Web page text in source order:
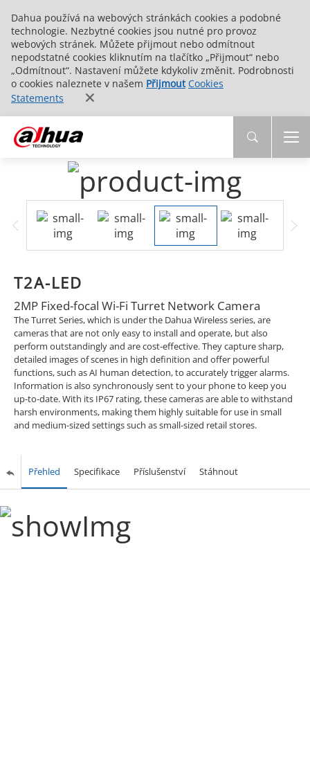
Dahua používá na webových stránkách cookies a podobné
technologie. Nezbytné cookies jsou nutné pro provoz
webových stránek. Můžete přijmout nebo odmítnout
nepodstatné cookies kliknutím na tlačítko „Přijmout“ nebo
„Odmítnout“. Nastavení můžete kdykoliv změnit. Podrobnosti
o cookies naleznete v našem Přijmout Cookies
Statements
T2A-LED
2MP Fixed-focal Wi-Fi Turret Network Camera
The Turret Series, which is under the Dahua Wireless series, are
cameras that are not only easy to install and operate, but also
perform outstandingly and are cost-effective. They capture sharp,
detailed images of scenes in high definition and offer powerful
functions, such as AI human detection, to accurately trigger alarms.
Information is also synchronously sent to your phone to keep you
up-to-date. With its IP67 rating, these cameras are able to withstand
harsh environments, making them highly suitable for use in small
and medium-sized settings such as small-sized retail stores.
Přehled Specifikace Příslušenství Stáhnout